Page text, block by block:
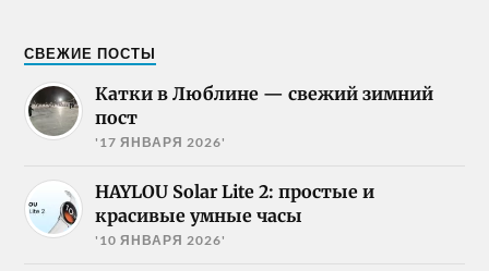
СВЕЖИЕ ПОСТЫ
Катки в Люблине — свежий зимний
пост
'17 ЯНВАРЯ 2026'
HAYLOU Solar Lite 2: простые и
красивые умные часы
'10 ЯНВАРЯ 2026'